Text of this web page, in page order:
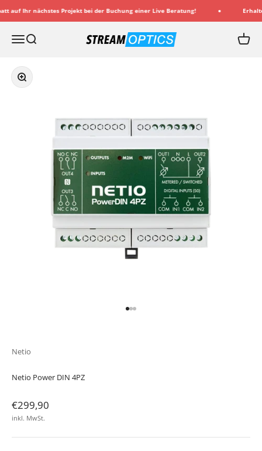
auf Ihr nächstes Projekt bei der Buchung einer Live Beratung!
MenüSuche Streamoptics.de
Bild vergrößern
Gehe zu Element 1
Gehe zu Element 2
Gehe zu Element 3
Netio
Netio Power DIN 4PZ
Angebot
€299,90
inkl. MwSt.